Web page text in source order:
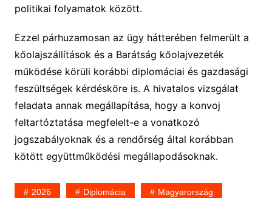
politikai folyamatok között.
Ezzel párhuzamosan az ügy hátterében felmerült a
kőolajszállítások és a Barátság kőolajvezeték
működése körüli korábbi diplomáciai és gazdasági
feszültségek kérdésköre is. A hivatalos vizsgálat
feladata annak megállapítása, hogy a konvoj
feltartóztatása megfelelt-e a vonatkozó
jogszabályoknak és a rendőrség által korábban
kötött együttműködési megállapodásoknak.
2026 Diplomácia Magyarország